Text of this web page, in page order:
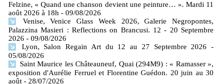
Felzine, « Quand une chanson devient une peinture… ». Mardi 11
août 2026 à 18h - 09/08/2026
Venise, Venice Glass Week 2026, Galerie Negropontes,
Palazzina Masieri : Reflections on Brancusi. 12 - 20 Septembre
2026 - 09/08/2026
Lyon, Salon Regain Art du 12 au 27 Septembre 2026
-
05/08/2026
Saint Maurice les Châteauneuf, Quai (294M9) : « Ramasser »,
exposition d'Aurélie Ferruel et Florentine Guédon. 20 juin au 30
août - 28/07/2026